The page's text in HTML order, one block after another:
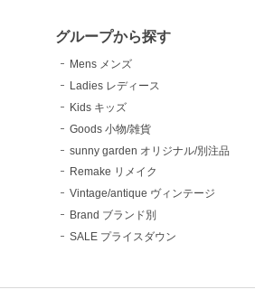
グループから探す
Mens メンズ
Ladies レディース
Kids キッズ
Goods 小物/雑貨
sunny garden オリジナル/別注品
Remake リメイク
Vintage/antique ヴィンテージ
Brand ブランド別
SALE プライスダウン